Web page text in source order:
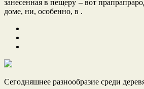
занесенная в пещеру – вот
доме, ни, особенно, в .
Сегодняшнее разнообразие среди